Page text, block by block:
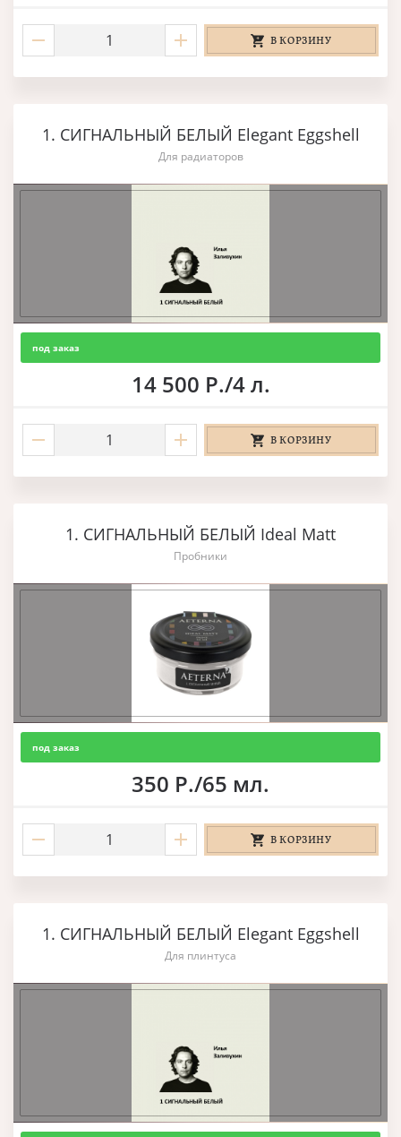
В КОРЗИНУ
1. СИГНАЛЬНЫЙ БЕЛЫЙ Elegant Eggshell
Для радиаторов
под заказ
14 500 Р./4 л.
В КОРЗИНУ
1. СИГНАЛЬНЫЙ БЕЛЫЙ Ideal Matt
Пробники
под заказ
350 Р./65 мл.
В КОРЗИНУ
1. СИГНАЛЬНЫЙ БЕЛЫЙ Elegant Eggshell
Для плинтуса